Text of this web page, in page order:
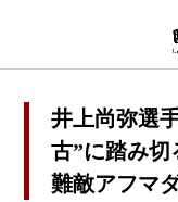
井上尚弥選
古”に踏み
難敵アフマ